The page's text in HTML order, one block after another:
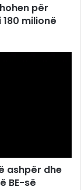
për
milionë
ashpër dhe
BE-së